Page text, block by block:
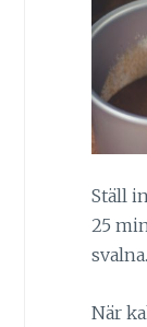
Ställ
25
svalna.
När